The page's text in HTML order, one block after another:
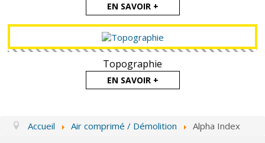
Air comprimé
Petits Outillages
Qui sommes-nous ?
Nos agences
EN SAVOIR +
Topographie
EN SAVOIR +
Accueil Air comprimé / Démolition Alpha Index